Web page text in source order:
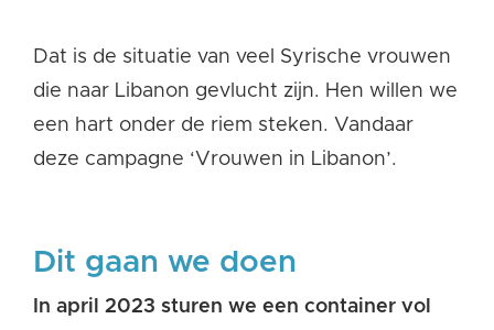
Dat is de situatie van veel Syrische vrouwen
die naar Libanon gevlucht zijn. Hen willen we
een hart onder de riem steken. Vandaar
deze campagne ‘Vrouwen in Libanon’.
Dit gaan we doen
In april 2023 sturen we een container vol